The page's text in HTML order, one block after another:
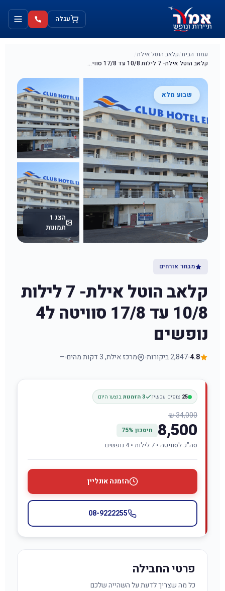
עגלה
עמוד הבית קלאב הוטל אילת
קלאב הוטל אילת- 7 לילות 10/8 עד 17/8 סוויטה ל4 נופשים
שבוע מלא
הצג 1
תמונות
מבחר אורחים
קלאב הוטל אילת- 7 לילות
10/8 עד 17/8 סוויטה ל4
נופשים
4.8 2,847 ביקורות מרכז אילת, 3 דקות מהים —
25 צופים עכשיו 3 הזמנות בוצעו היום
34,000 ₪
8,500 חיסכון 75%
סה"כ לסוויטה • 7 לילות • 4 נופשים
הזמנה אונליין
08-9222255
פרטי החבילה
כל מה שצריך לדעת על השהייה שלכם